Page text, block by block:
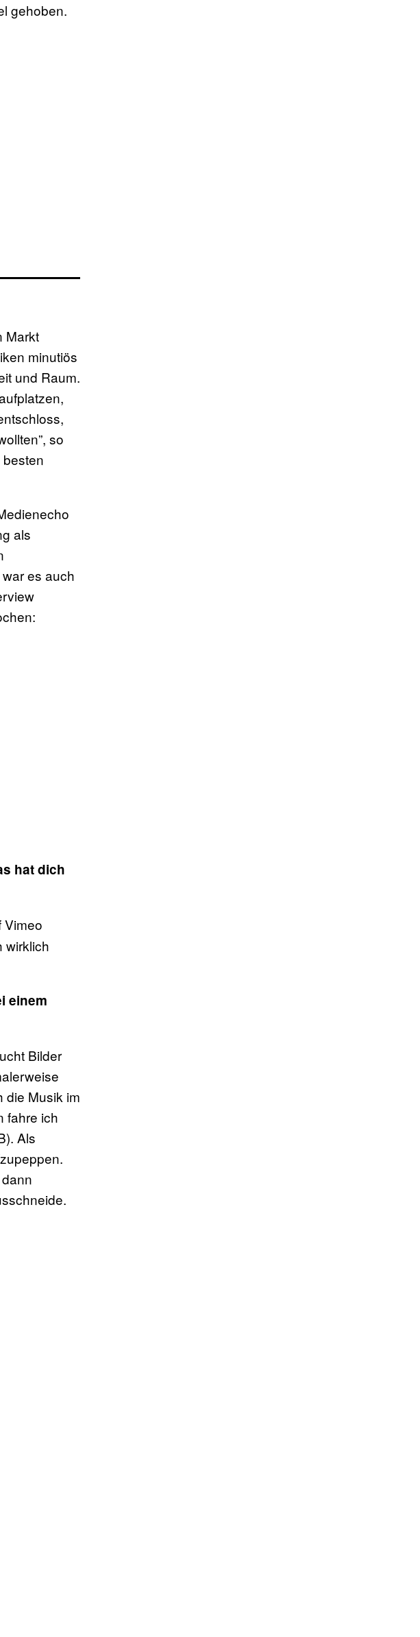
gehoben.
Markt
minutiös
und Raum.
so
als
es auch
hat dich
Vimeo
wirklich
einem
Bilder
die Musik im
fahre ich
Als